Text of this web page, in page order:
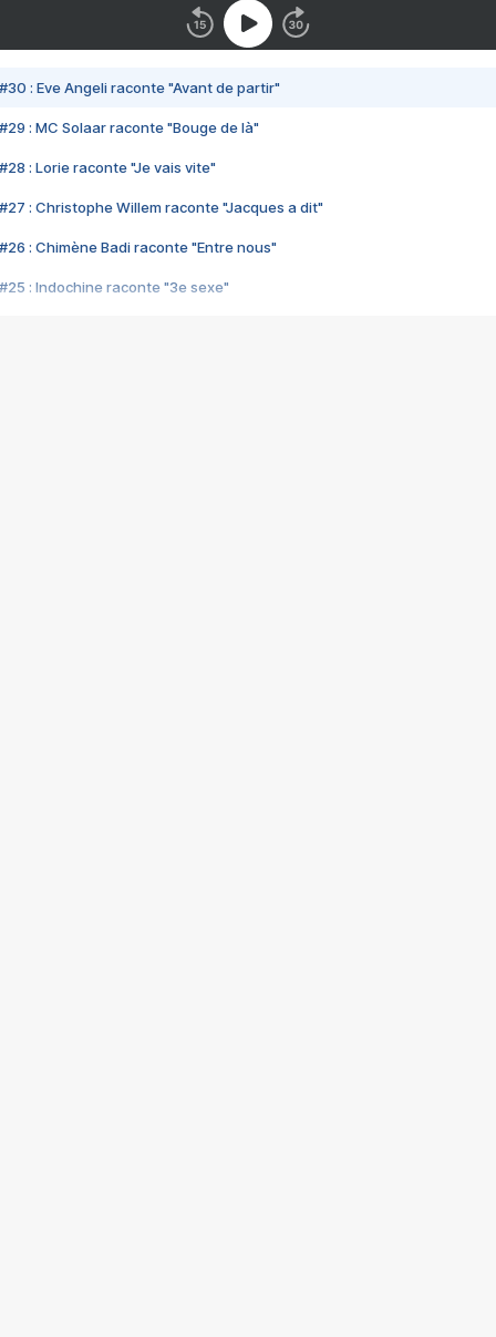
#30 : Eve Angeli raconte "Avant de partir"
#29 : MC Solaar raconte "Bouge de là"
#28 : Lorie raconte "Je vais vite"
#27 : Christophe Willem raconte "Jacques a dit"
#26 : Chimène Badi raconte "Entre nous"
#25 : Indochine raconte "3e sexe"